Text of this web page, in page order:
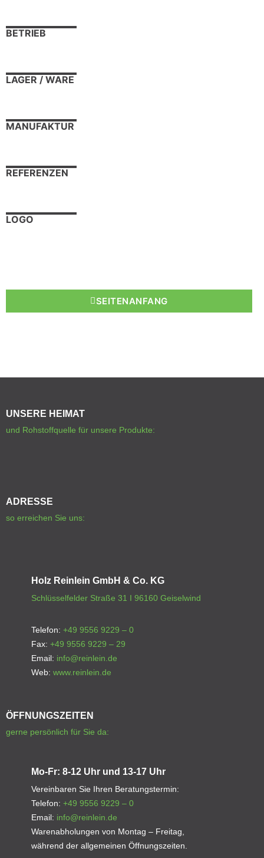
BETRIEB
LAGER / WARE
MANUFAKTUR
REFERENZEN
LOGO
SEITENANFANG
UNSERE HEIMAT
und Rohstoffquelle für unsere Produkte:
ADRESSE
so erreichen Sie uns:
Holz Reinlein GmbH & Co. KG
Schlüsselfelder Straße 31 I 96160 Geiselwind
Telefon: +49 9556 9229 – 0
Fax: +49 9556 9229 – 29
Email: info@reinlein.de
Web: www.reinlein.de
ÖFFNUNGSZEITEN
gerne persönlich für Sie da:
Mo-Fr: 8-12 Uhr und 13-17 Uhr
Vereinbaren Sie Ihren Beratungstermin:
Telefon: +49 9556 9229 – 0
Email: info@reinlein.de
Warenabholungen von Montag – Freitag,
während der allgemeinen Öffnungszeiten.